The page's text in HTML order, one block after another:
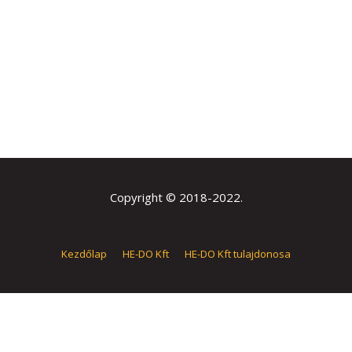
Copyright © 2018-2022.
Kezdőlap HE-DO Kft HE-DO Kft tulajdonosa